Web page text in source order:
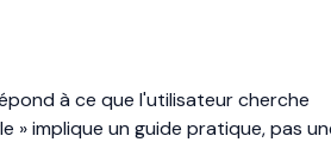
à ce que l'utilisateur cherche
» implique un guide pratique, pas